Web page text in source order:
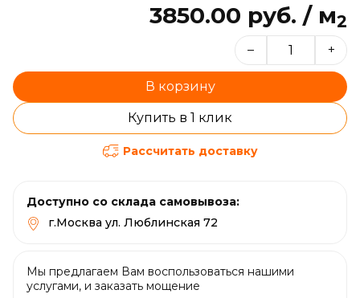
3850.00 руб. / м2
– +
В корзину
Купить в 1 клик
Рассчитать доставку
Доступно со склада самовывоза:
г.Москва ул. Люблинская 72
Мы предлагаем Вам воспользоваться нашими
услугами, и заказать мощение